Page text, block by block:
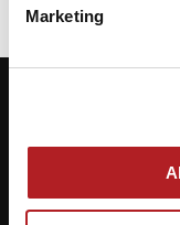
Marketing
KNBB.nl is hèt